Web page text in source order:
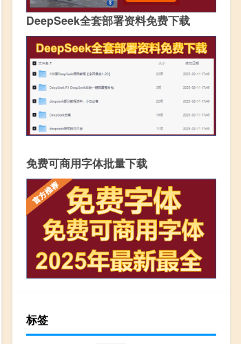
DeepSeek全套部署资料免费下载
免费可商用字体批量下载
标签